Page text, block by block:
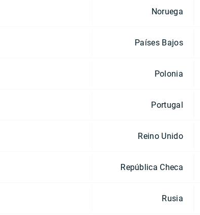
Noruega
Países Bajos
Polonia
Portugal
Reino Unido
República Checa
Rusia